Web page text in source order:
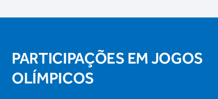
PARTICIPAÇÕES EM JOGOS
OLÍMPICOS